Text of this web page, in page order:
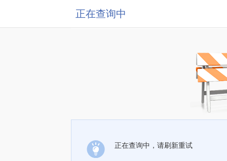
正在查询中
正在查询中，请刷新重试